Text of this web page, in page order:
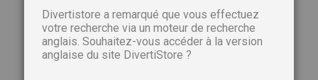
galerie
d’images
Divertistore a remarqué que vous effectuez
votre recherche via un moteur de recherche
anglais. Souhaitez-vous accéder à la version
anglaise du site DivertiStore ?